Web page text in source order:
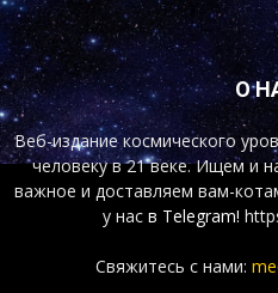
О
Веб-издание космического
человеку в 21 веке. Ищем и
важное и доставляем вам-
у нас в Telegram!
Свяжитесь с нами: